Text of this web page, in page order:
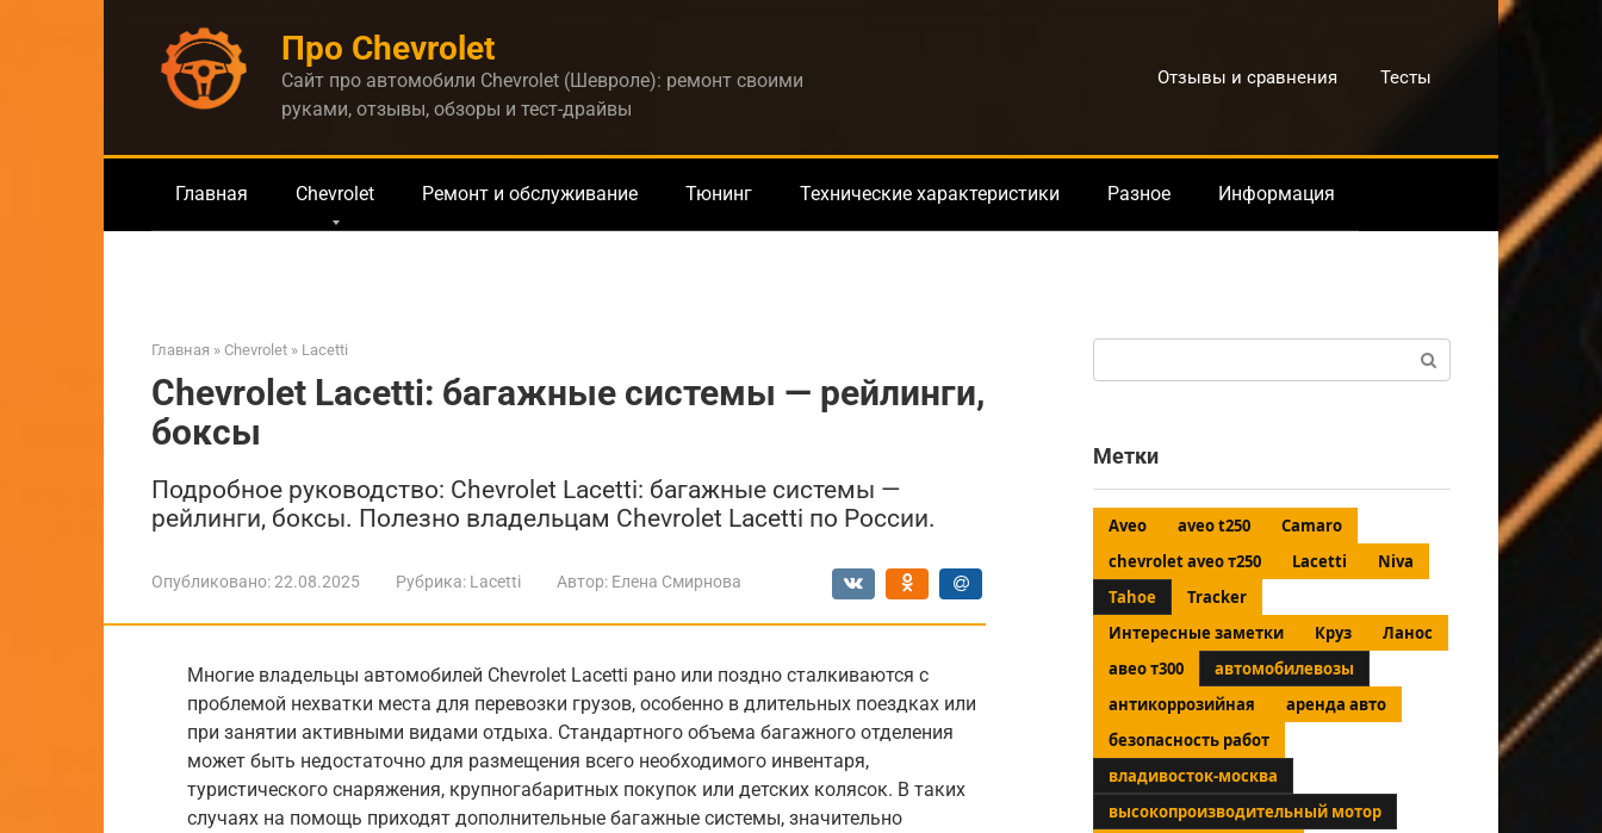
Про Chevrolet
Сайт про автомобили Chevrolet (Шевроле): ремонт своими
руками, отзывы, обзоры и тест-драйвы
Отзывы и сравнения Тесты
Главная Chevrolet Ремонт и обслуживание Тюнинг Технические характеристики Разное Информация
Главная » Chevrolet » Lacetti
Chevrolet Lacetti: багажные системы — рейлинги,
боксы
Подробное руководство: Chevrolet Lacetti: багажные системы —
рейлинги, боксы. Полезно владельцам Chevrolet Lacetti по России.
Опубликовано:22.08.2025 Рубрика: Lacetti Автор: Елена Смирнова
Многие владельцы автомобилей Chevrolet Lacetti рано или поздно сталкиваются с
проблемой нехватки места для перевозки грузов, особенно в длительных поездках или
при занятии активными видами отдыха. Стандартного объема багажного отделения
может быть недостаточно для размещения всего необходимого инвентаря,
туристического снаряжения, крупногабаритных покупок или детских колясок. В таких
случаях на помощь приходят дополнительные багажные системы, значительно
Метки
Aveo aveo t250
Camaro
chevrolet aveo т250
Lacetti
Niva
Tahoe
Tracker
Интересные заметки
Круз
Ланос
авео т300
автомобилевозы
антикоррозийная
аренда авто
безопасность работ
владивосток-москва
высокопроизводительный мотор